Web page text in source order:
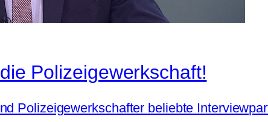
Polizeigewerkschaft!
Polizeigewerkschafter beliebte